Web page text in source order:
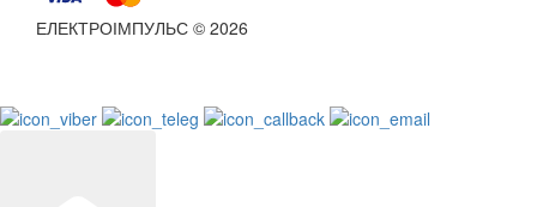
ЕЛЕКТРОІМПУЛЬС © 2026